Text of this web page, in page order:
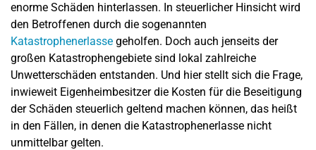
enorme Schäden hinterlassen. In steuerlicher Hinsicht wird
den Betroffenen durch die sogenannten
Katastrophenerlasse geholfen. Doch auch jenseits der
großen Katastrophengebiete sind lokal zahlreiche
Unwetterschäden entstanden. Und hier stellt sich die Frage,
inwieweit Eigenheimbesitzer die Kosten für die Beseitigung
der Schäden steuerlich geltend machen können, das heißt
in den Fällen, in denen die Katastrophenerlasse nicht
unmittelbar gelten.